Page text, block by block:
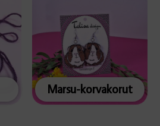
Marsu-korvakorut